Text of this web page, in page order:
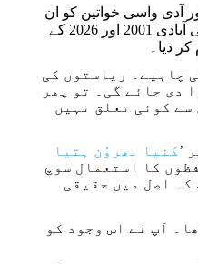
کر کے آپ دلت اور آدی واسی خواتین کو ان
کے لیے مخصوص نشستوں میں اُن کے جائز حصے سے محروم کر دیں گے؟ درج فہرست ذاتوں اور درج فہرست قبائل کی آبادی 2001 اور 2026 کے
دیا۔
چاہیے۔ ریاستوں کی
دی جائے گی۔ تو پھر
کوئی تعلق نہیں
’کنیا بھروُن ہتیا
کا استعمال سوچ
اصل میں حقیقی
آپ نے اس وجود کو